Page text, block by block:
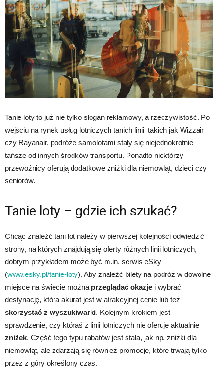
Tanie loty to już nie tylko slogan reklamowy, a rzeczywistość. Po
wejściu na rynek usług lotniczych tanich linii, takich jak Wizzair
czy Rayanair, podróże samolotami stały się niejednokrotnie
tańsze od innych środków transportu. Ponadto niektórzy
przewoźnicy oferują dodatkowe zniżki dla niemowląt, dzieci czy
seniorów.
Tanie loty – gdzie ich szukać?
Chcąc znaleźć tani lot należy w pierwszej kolejności odwiedzić
strony, na których znajdują się oferty różnych linii lotniczych,
dobrym przykładem może być m.in. serwis eSky
(www.esky.pl/tanie-loty). Aby znaleźć bilety na podróż w dowolne
miejsce na świecie można przeglądać okazje i wybrać
destynację, która akurat jest w atrakcyjnej cenie lub też
skorzystać z wyszukiwarki. Kolejnym krokiem jest
sprawdzenie, czy któraś z linii lotniczych nie oferuje aktualnie
zniżek. Część tego typu rabatów jest stała, jak np. zniżki dla
niemowląt, ale zdarzają się również promocje, które trwają tylko
przez z góry określony czas.